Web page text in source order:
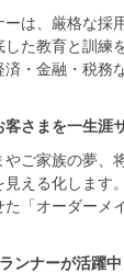
は、厳格な採
た教育と訓練
・金融・税務
客さまを一生涯
ご家族の夢、
える化します
「オーダーメ
ンナーが活躍中